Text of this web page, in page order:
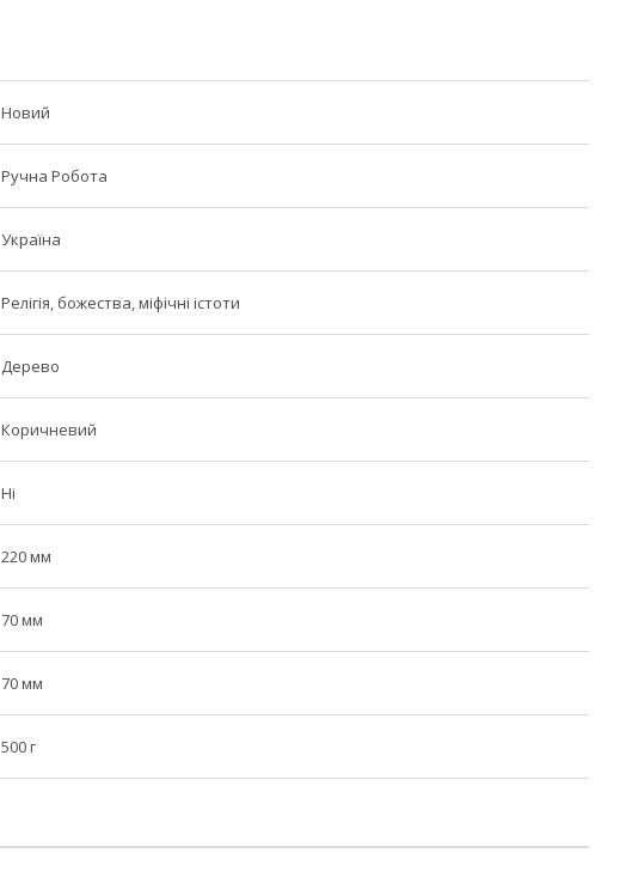
Новий
Ручна Робота
Україна
Релігія, божества, міфічні істоти
Дерево
Коричневий
Ні
220 мм
70 мм
70 мм
500 г